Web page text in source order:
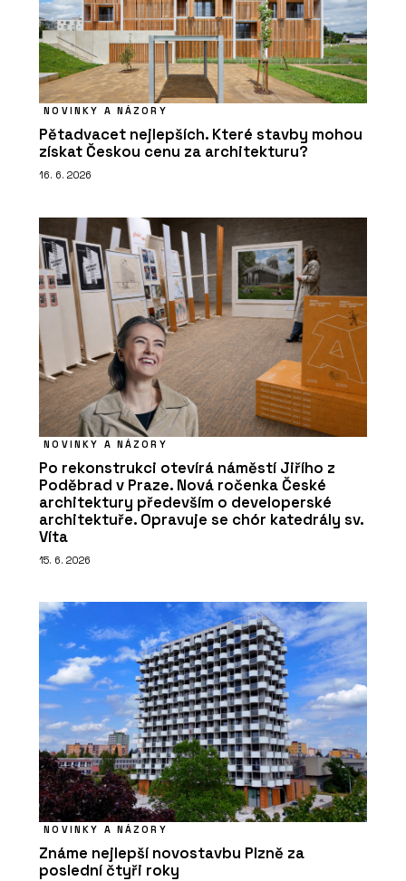
NOVINKY A NÁZORY
Pětadvacet nejlepších. Které stavby mohou
získat Českou cenu za architekturu?
16. 6. 2026
NOVINKY A NÁZORY
Po rekonstrukci otevírá náměstí Jiřího z
Poděbrad v Praze. Nová ročenka České
architektury především o developerské
architektuře. Opravuje se chór katedrály sv.
Víta
15. 6. 2026
NOVINKY A NÁZORY
Známe nejlepší novostavbu Plzně za
poslední čtyři roky